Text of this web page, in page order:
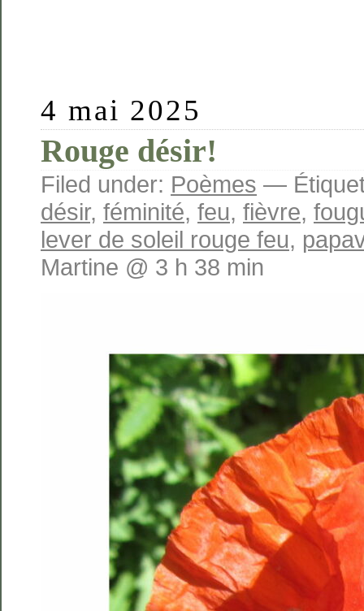
4 mai 2025
Rouge désir!
Filed under: Poèmes —
désir, féminité, feu, fièvre,
lever de soleil rouge feu,
Martine @ 3 h 38 min